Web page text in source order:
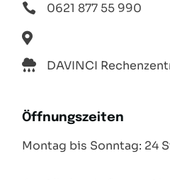
0621 877 55 990
DAVINCI
Öffnungszeiten
Montag bis Sonntag: 24